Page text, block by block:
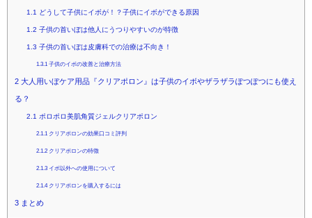
1.1 どうして子供にイボが！？子供にイボができる原因
1.2 子供の首いぼは他人にうつりやすいのが特徴
1.3 子供の首いぼは皮膚科での治療は不向き！
1.3.1 子供のイボの改善と治療方法
2 大人用いぼケア用品『クリアポロン』は子供のイボやザラザラぽつぽつにも使え
る？
2.1 ポロポロ美肌角質ジェルクリアポロン
2.1.1 クリアポロンの効果口コミ評判
2.1.2 クリアポロンの特徴
2.1.3 イボ以外への使用について
2.1.4クリアポロンを購入するには
3 まとめ